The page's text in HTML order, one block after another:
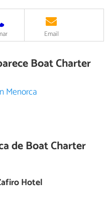
Email
Boat Charter
Menorca
deBoat Charter
Hotel